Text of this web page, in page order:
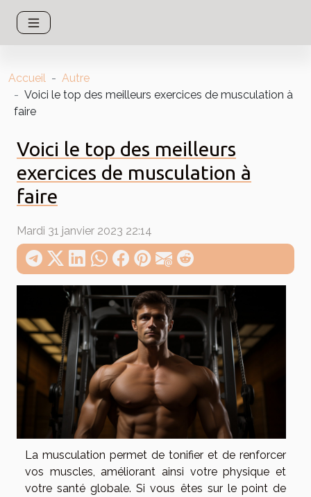
Accueil
Autre
Voici le top des meilleurs exercices de musculation à
faire
Voici le top des meilleurs
exercices de musculation à
faire
Mardi 31 janvier 2023 22:14
La musculation permet de tonifier et de renforcer
vos muscles, améliorant ainsi votre physique et
votre santé globale. Si vous êtes sur le point de